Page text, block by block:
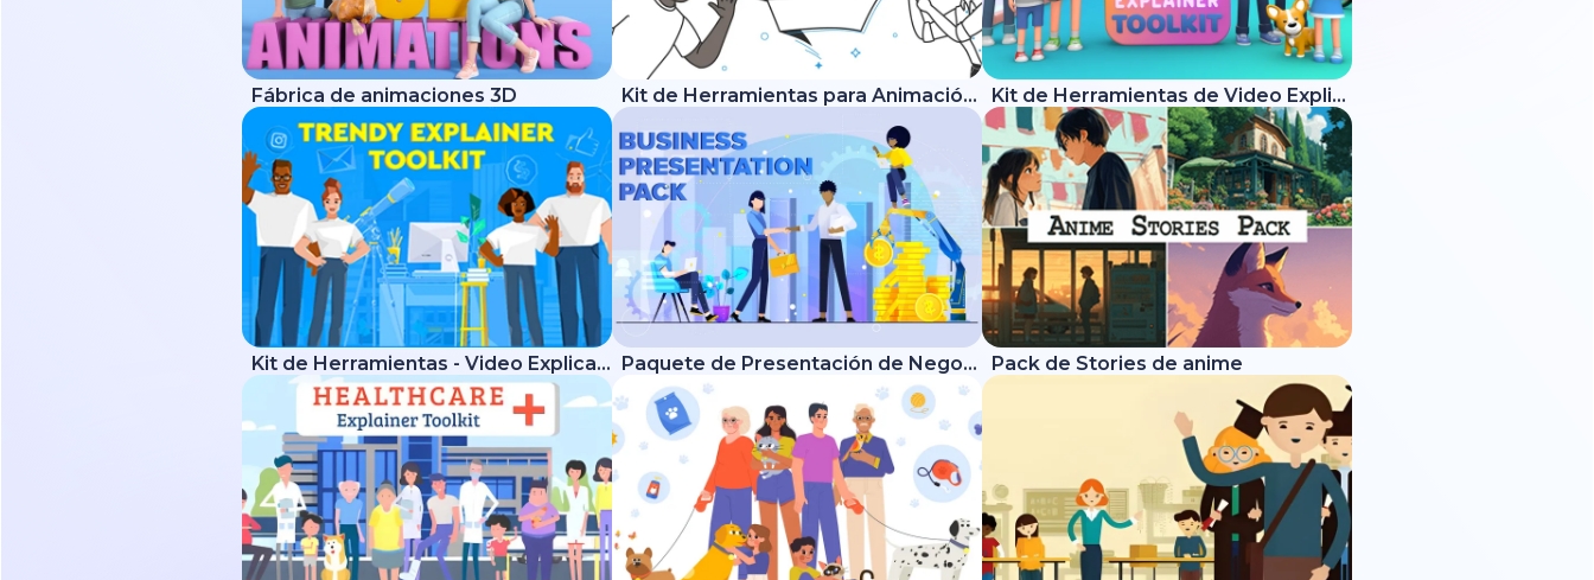
Fábrica de animaciones 3D Kit de Herramientas para Animación de Pizarra Kit de Herramientas de Video Explicativo 3D
Kit de Herramientas - Video Explicativo Moderno Paquete de Presentación de Negocio Pack de Stories de anime